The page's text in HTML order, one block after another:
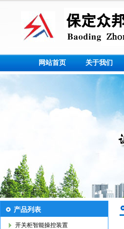
网站首页 关于我们
产品列表
开关柜智能操控装置